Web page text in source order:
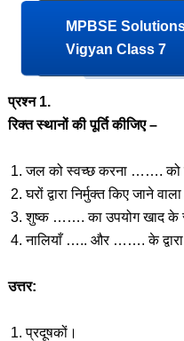
MPBSE
Vigyan Class 7
प्रश्न 1.
रिक्त स्थानों की पूर्ति कीजिए –
जल को स्वच्छ करना ……. को
घरों द्वारा निर्मुक्त किए जाने
शुष्क ……. का उपयोग खाद के
नालियाँ ….. और ……. के द्वारा
उत्तर:
प्रदूषकों।